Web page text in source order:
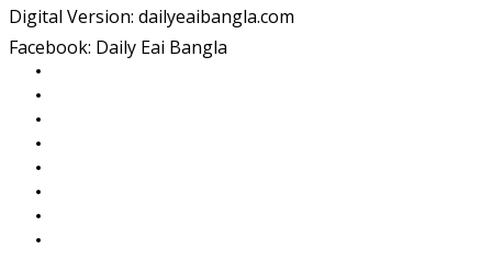
Digital Version: dailyeaibangla.com
Facebook: Daily Eai Bangla